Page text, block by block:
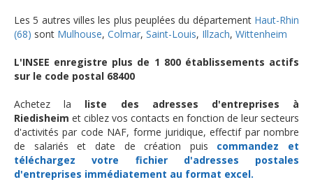
Les 5 autres villes les plus peuplées du département Haut-Rhin
(68) sont Mulhouse, Colmar, Saint-Louis, Illzach, Wittenheim
L'INSEE enregistre plus de 1 800 établissements actifs
sur le code postal 68400
Achetez la liste des adresses d'entreprises à
Riedisheim et ciblez vos contacts en fonction de leur secteurs
d'activités par code NAF, forme juridique, effectif par nombre
de salariés et date de création puis commandez et
téléchargezvotre fichier d'adresses postales
d'entreprises immédiatement au format excel.